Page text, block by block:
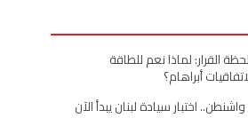
القرار: لماذا نعم للطاقة
أبراهام؟
اختبار سيادة لبنان يبدأ الآن